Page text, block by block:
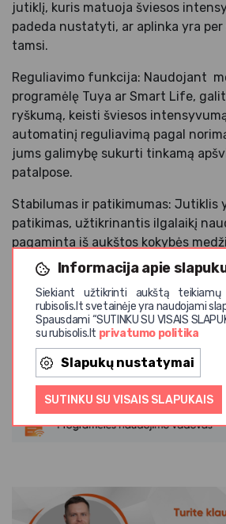
Informacija apie
Siekiant užtikrinti aukštą teikiamų
rubisolis.lt svetainėje yra naudojami
Spausdami “SUTINKU SU VISAIS
su rubisolis.lt privatumo politika
Slapukų nustatymai
SUTINKU SU VISAIS SLAPUKAIS
jutiklį, kuris matuoja šviesos
padeda nustatyti, ar aplinka yra per
tamsi.
Reguliavimo funkcija: Naudojant
programėlę Tuya ar Smart Life,
ryškumą, keisti šviesos
automatinį reguliavimą pagal
jums galimybę sukurti tinkamą
patalpose.
Stabilumas ir patikimumas: Jutiklis
patikimas, užtikrinantis ilgalaikį
pagaminta iš aukštos kokybės
užtikrintas geriausias veikimas.
Atsisiųsti produkto instrukciją